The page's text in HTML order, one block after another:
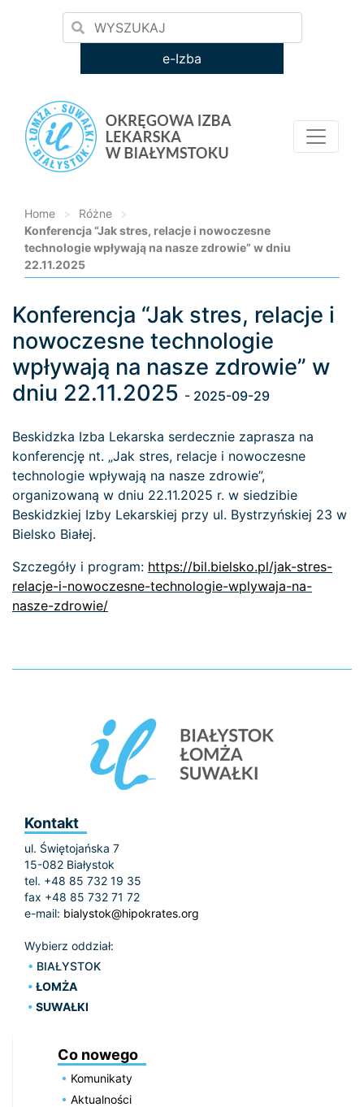
e-Izba
Home > Różne
>
Konferencja “Jak stres, relacje i nowoczesne
technologie wpływają na nasze zdrowie” w dniu
22.11.2025
Loading...
Konferencja “Jak stres, relacje i
nowoczesne technologie
wpływają na nasze zdrowie” w
dniu 22.11.2025 - 2025-09-29
Beskidzka Izba Lekarska serdecznie zaprasza na
konferencję nt. „Jak stres, relacje i nowoczesne
technologie wpływają na nasze zdrowie”,
organizowaną w dniu 22.11.2025 r. w siedzibie
Beskidzkiej Izby Lekarskiej przy ul. Bystrzyńskiej 23 w
Bielsko Białej.
Szczegóły i program: https://bil.bielsko.pl/jak-stres-
relacje-i-nowoczesne-technologie-wplywaja-na-
nasze-zdrowie/
Kontakt
ul. Świętojańska 7
15-082 Białystok
tel. +48 85 732 19 35
fax +48 85 732 71 72
e-mail: bialystok@hipokrates.org
Wybierz oddział:
BIAŁYSTOK
ŁOMŻA
SUWAŁKI
Co nowego
Komunikaty
Aktualności